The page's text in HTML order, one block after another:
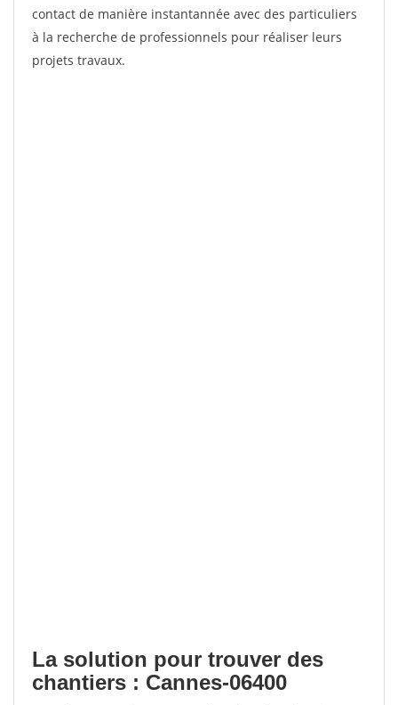
contact de manière instantannée avec des particuliers
à la recherche de professionnels pour réaliser leurs
projets travaux.
La solution pour trouver des
chantiers : Cannes-06400